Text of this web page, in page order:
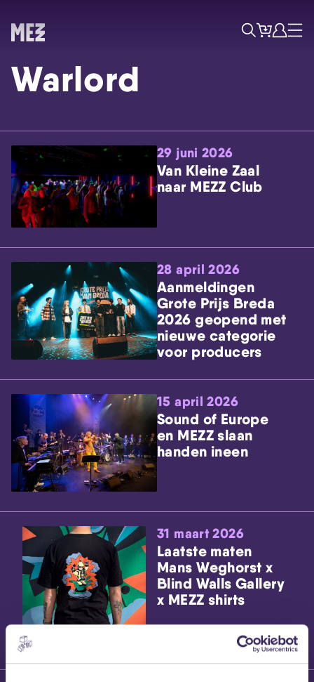
Skip navigatie
ZoekTicketsAccount
Menu
Warlord
29 juni 2026
Van Kleine Zaal
naar MEZZ Club
28 april 2026
Aanmeldingen
Grote Prijs Breda
2026 geopend met
nieuwe categorie
voor producers
15 april 2026
Sound of Europe
en MEZZ slaan
handen ineen
31 maart 2026
Laatste maten
Mans Weghorst x
Blind Walls Gallery
x MEZZ shirts